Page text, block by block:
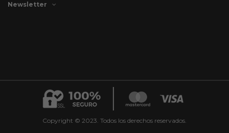
Newsletter
Copyright © 2023. Todos los derechos reservados.